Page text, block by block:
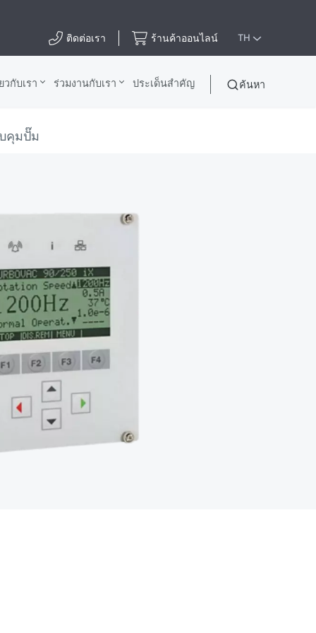
ติดต่อเรา ร้านค้าออนไลน์ TH
วกับเรา ร่วมงานกับเรา ประเด็นสําคัญ ค้นหา
คุมปั๊ม